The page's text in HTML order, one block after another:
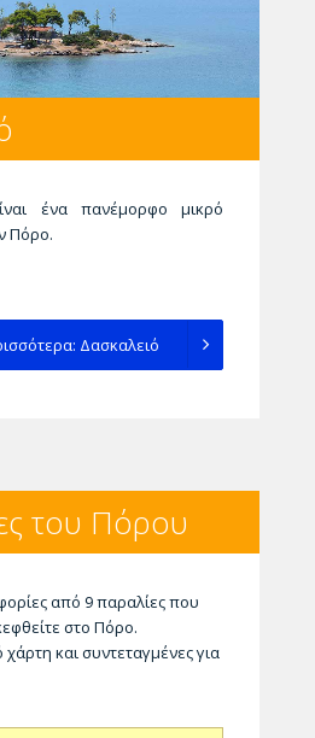
ένα πανέμορφο μικρό
Πόρο.
Δασκαλειό
του Πόρου
από 9 παραλίες που
στο Πόρο.
και συντεταγμένες για